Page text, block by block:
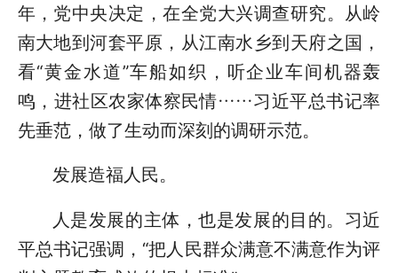
年，党中央决定，在全党大兴调查研究。从岭
南大地到河套平原，从江南水乡到天府之国，
看“黄金水道”车船如织，听企业车间机器轰
鸣，进社区农家体察民情……习近平总书记率
先垂范，做了生动而深刻的调研示范。
发展造福人民。
人是发展的主体，也是发展的目的。习近
平总书记强调，“把人民群众满意不满意作为评